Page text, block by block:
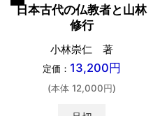
日本古代の仏教者と山林
修行
小林崇仁 著
定価： 13,200円
(本体 12,000円)